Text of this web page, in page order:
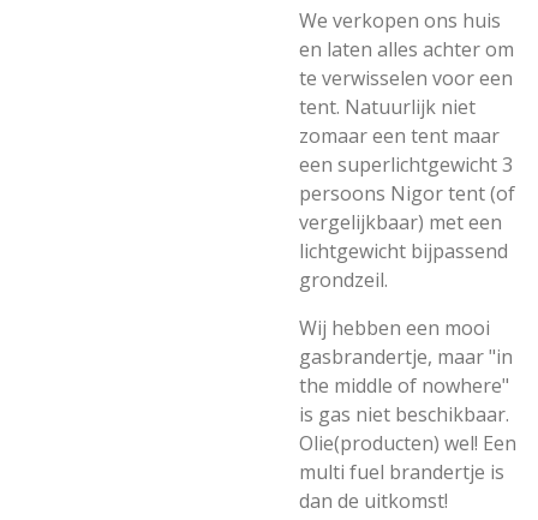
We verkopen ons huis
en laten alles achter om
te verwisselen voor een
tent. Natuurlijk niet
zomaar een tent maar
een superlichtgewicht 3
persoons Nigor tent (of
vergelijkbaar) met een
lichtgewicht bijpassend
grondzeil.
Wij hebben een mooi
gasbrandertje, maar "in
the middle of nowhere"
is gas niet beschikbaar.
Olie(producten) wel! Een
multi fuel brandertje is
dan de uitkomst!